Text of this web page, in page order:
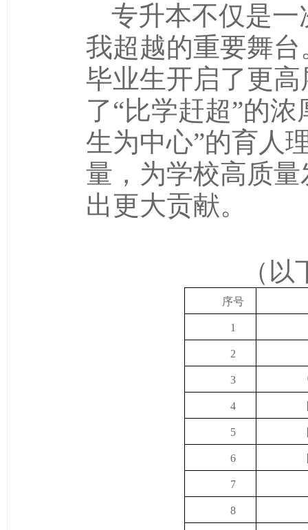
专升本不仅是
我超越的重要舞
毕业生开启了更
了“比学赶超”的
生为中心”的育人
量，为学校高质
出更大贡献。
（
序号
1
2
3
4
5
6
7
8